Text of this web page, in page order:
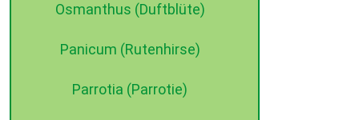
Osmanthus (Duftblüte)
Panicum (Rutenhirse)
Parrotia (Parrotie)